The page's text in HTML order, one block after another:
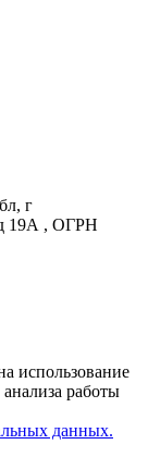
г
19А , ОГРН
использование
работы
данных.